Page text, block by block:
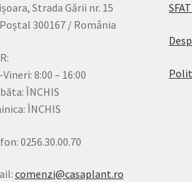
Strada Gării nr. 15
300167 / România
8:00 – 16:00
ÎNCHIS
ÎNCHIS
0256.30.00.70
comenzi@casaplant.ro